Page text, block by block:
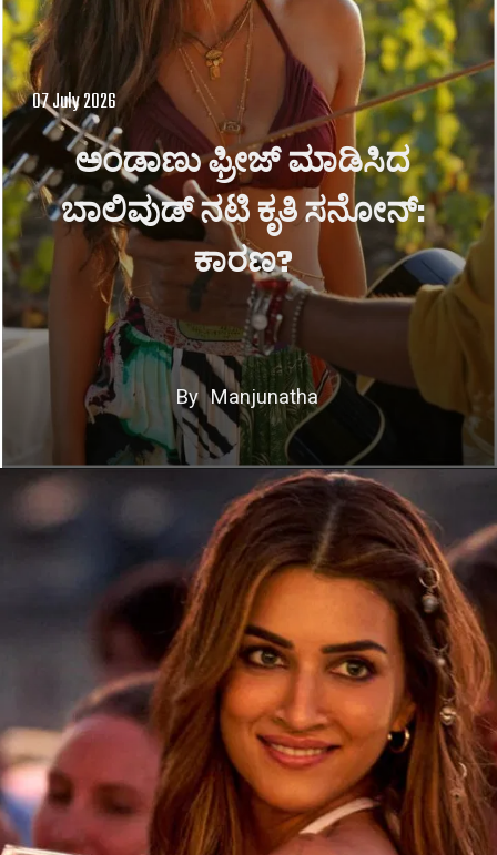
ಅಂಡಾಣು ಫ್ರೀಜ್ ಮಾಡಿಸಿದ
ಬಾಲಿವುಡ್ ನಟಿ ಕೃತಿ ಸನೋನ್:
ಕಾರಣ?
07 July 2026
By Manjunatha